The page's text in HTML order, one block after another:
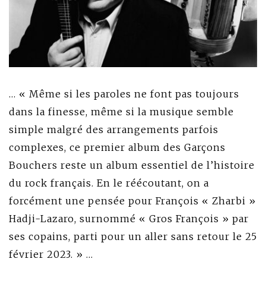
… « Même si les paroles ne font pas toujours
dans la finesse, même si la musique semble
simple malgré des arrangements parfois
complexes, ce premier album des Garçons
Bouchers reste un album essentiel de l’histoire
du rock français. En le réécoutant, on a
forcément une pensée pour François « Zharbi »
Hadji-Lazaro, surnommé « Gros François » par
ses copains, parti pour un aller sans retour le 25
février 2023. » …